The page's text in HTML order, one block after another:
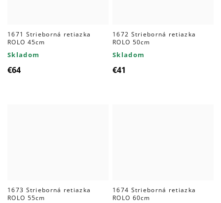
1671 Strieborná retiazka
ROLO 45cm
Skladom
€64
1672 Strieborná retiazka
ROLO 50cm
Skladom
€41
1673 Strieborná retiazka
ROLO 55cm
1674 Strieborná retiazka
ROLO 60cm